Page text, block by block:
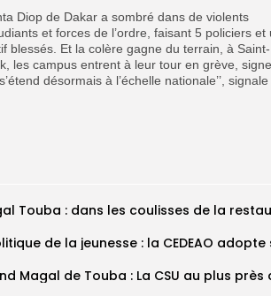
Diop de Dakar a sombré dans de violents
et forces de l’ordre, faisant 5 policiers et
blessés. Et la colère gagne du terrain, à Saint-
les campus entrent à leur tour en grève, signe
désormais à l’échelle nationale’’, signale